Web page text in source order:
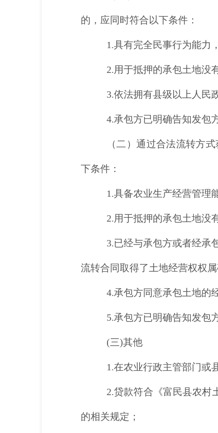
的，应同时符合以下条件：
1.具有完全民事行为能力
2.用于抵押的承包土地没
3.依法拥有县级以上人民
4.承包方已明确告知发包
（二）通过合法流转方
下条件：
1.具备农业生产经营管理
2.用于抵押的承包土地没
3.已经与承包方或者经承
流转合同取得了土地经营权权
4.承包方同意承包土地的
5.承包方已明确告知发包
(三)其他
1.在农业行政主管部门或
2.贷款符合《富民县农村
的相关规定；